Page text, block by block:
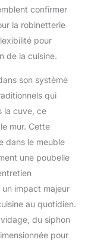
pré-
Vous
le
le bouton
les
besoins.
installés
confort
INCLUS:
confirmer
la robinetterie
pour
de la cuisine.
son système
qui
la cuve, ce
mur. Cette
dans le meuble
une poubelle
un impact majeur
au quotidien.
du siphon
pour